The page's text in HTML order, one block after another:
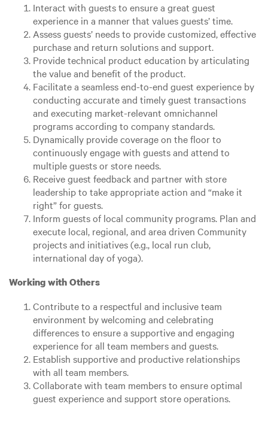
Interact with guests to ensure a great guest
experience in a manner that values guests’ time.
Assess guests’ needs to provide customized, effective
purchase and return solutions and support.
Provide technical product education by articulating
the value and benefit of the product.
Facilitate a seamless end-to-end guest experience by
conducting accurate and timely guest transactions
and executing market-relevant omnichannel
programs according to company standards.
Dynamically provide coverage on the floor to
continuously engage with guests and attend to
multiple guests or store needs.
Receive guest feedback and partner with store
leadership to take appropriate action and “make it
right” for guests.
Inform guests of local community programs. Plan and
execute local, regional, and area driven Community
projects and initiatives (e.g., local run club,
international day of yoga).
Working with Others
Contribute to a respectful and inclusive team
environment by welcoming and celebrating
differences to ensure a supportive and engaging
experience for all team members and guests.
Establish supportive and productive relationships
with all team members.
Collaborate with team members to ensure optimal
guest experience and support store operations.